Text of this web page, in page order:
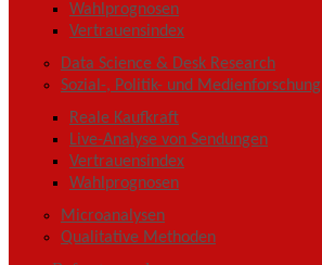
Wahlprognosen
Vertrauensindex
Data Science & Desk Research
Sozial-, Politik- und Medienforschung
Reale Kaufkraft
Live-Analyse von Sendungen
Vertrauensindex
Wahlprognosen
Microanalysen
Qualitative Methoden